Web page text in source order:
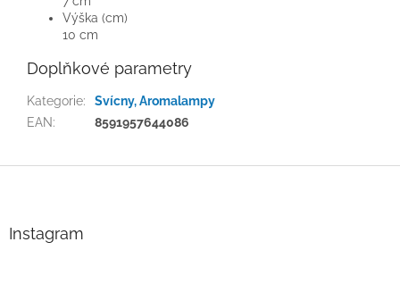
Výška (cm)
10 cm
Doplňkové parametry
Kategorie:
Svícny, Aromalampy
EAN: 8591957644086
Instagram